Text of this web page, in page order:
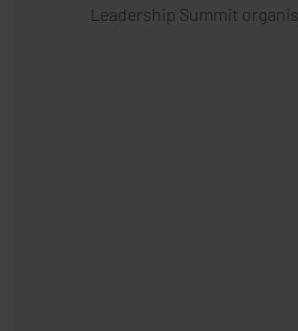
Leadership Summit